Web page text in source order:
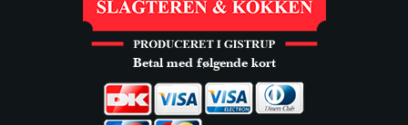
Betal med følgende kort